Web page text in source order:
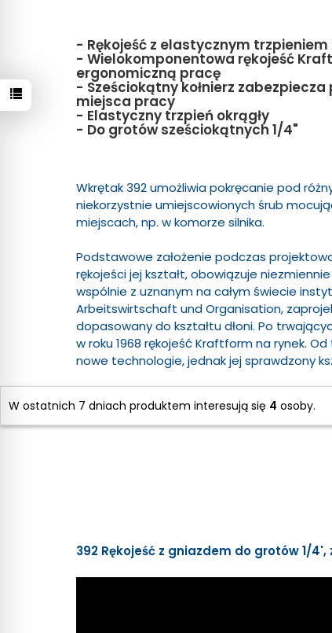
- Rękojeść z elastycznym
- Wielokomponentowa rękojeść
ergonomiczną pracę
- Sześciokątny kołnierz
miejsca pracy
- Elastyczny trzpień okrągły
- Do grotów sześciokątnych 1/4"
Wkrętak 392 umożliwia pokręcanie pod
niekorzystnie umiejscowionych śrub
miejscach, np. w komorze silnika.
Podstawowe założenie podczas
rękojeści jej kształt, obowiązuje
wspólnie z uznanym na całym świecie
Arbeitswirtschaft und Organisation,
dopasowany do kształtu dłoni. Po
w roku 1968 rękojeść Kraftform na rynek.
nowe technologie, jednak jej sprawdzony
Kształt rękojeści Kraftform jest
powstawaniem pęcherzy i odcisków.
392 Rękojeść z gniazdem do grotów 1/
W ostatnich 7 dniach produktem interesują się 4 osoby.